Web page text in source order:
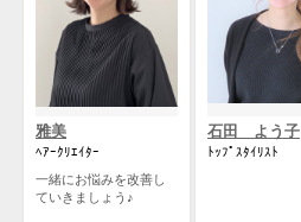
雅美
ﾍｱｰｸﾘｴｲﾀｰ
一緒にお悩みを改善し
ていきましょう♪
石田 よう子
ﾄｯﾌﾟｽﾀｲﾘｽﾄ